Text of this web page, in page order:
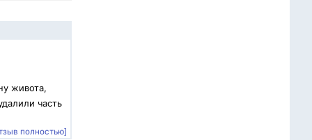
живота,
часть
полностью]